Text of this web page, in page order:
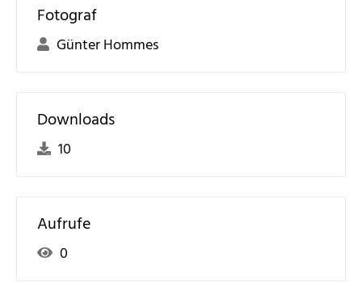
Fotograf
Günter Hommes
Downloads
10
Aufrufe
0